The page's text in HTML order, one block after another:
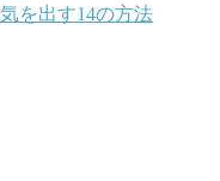
を出す14の方法